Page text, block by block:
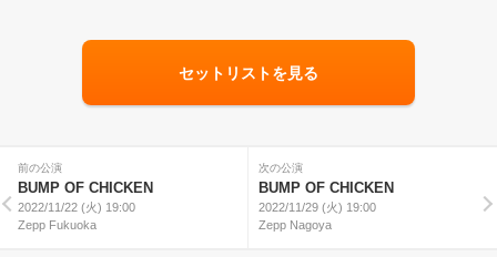
セットリストを見る
前の公演
BUMP OF CHICKEN
2022/11/22 (火) 19:00
Zepp Fukuoka
次の公演
BUMP OF CHICKEN
2022/11/29 (火) 19:00
Zepp Nagoya